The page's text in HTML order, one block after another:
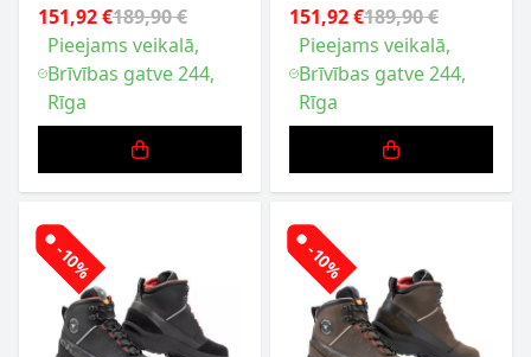
151,92 €189,90 €
Pieejams veikalā,
Brīvības gatve 244,
Rīga
151,92 €189,90 €
Pieejams veikalā,
Brīvības gatve 244,
Rīga
-10% -10%